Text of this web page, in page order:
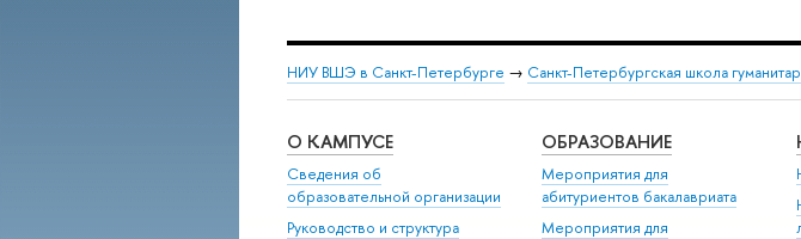
НИУ ВШЭ в Санкт-Петербурге → Санкт-Петербургская школа
О КАМПУСЕ
Сведения об
образовательной организации
Руководство и структура
ОБРАЗОВАНИЕ
Мероприятия для
абитуриентов бакалавриата
Мероприятия для